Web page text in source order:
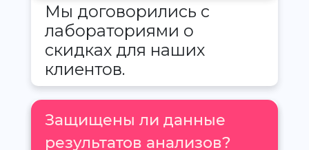
Мы договорились с
лабораториями о
скидках для наших
клиентов.
Защищены ли данные
результатов анализов?